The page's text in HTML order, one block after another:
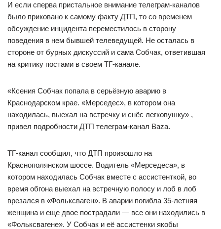
И если сперва пристальное внимание телеграм-каналов
было приковано к самому факту ДТП, то со временем
обсуждение инцидента переместилось в сторону
поведения в нем бывшей телеведущей. Не осталась в
стороне от бурных дискуссий и сама Собчак, ответившая
на критику постами в своем ТГ-канале.
«Ксения Собчак попала в серьёзную аварию в
Краснодарском крае. «Мерседес», в котором она
находилась, выехал на встречку и снёс легковушку» , —
привел подробности ДТП телеграм-канал Baza.
ТГ-канал сообщил, что ДТП произошло на
Краснополянском шоссе. Водитель «Мерседеса», в
котором находилась Собчак вместе с ассистенткой, во
время обгона выехал на встречную полосу и лоб в лоб
врезался в «Фольксваген». В аварии погибла 35-летняя
женщина и еще двое пострадали — все они находились в
«Фольксвагене». У Собчак и её ассистенки якобы